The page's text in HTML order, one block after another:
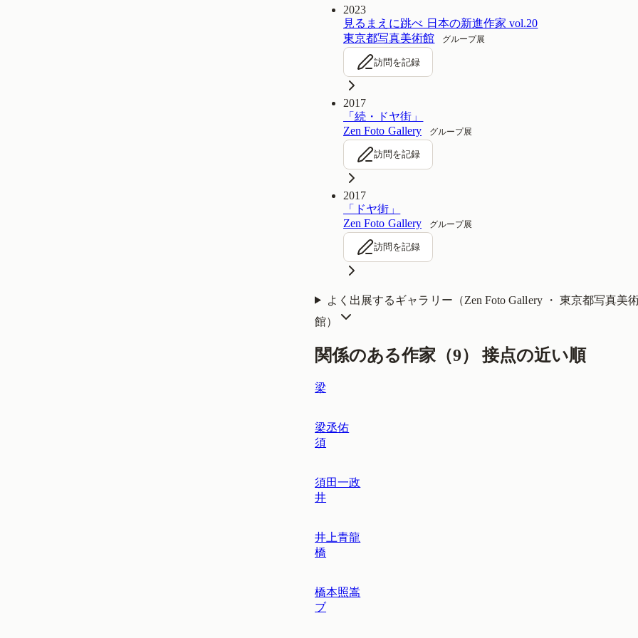
2023
見るまえに跳べ 日本の新進作家 vol.20
東京都写真美術館
グループ展
訪問を記録
2017
「続・ドヤ街」
Zen Foto Gallery
グループ展
訪問を記録
2017
「ドヤ街」
Zen Foto Gallery
グループ展
訪問を記録
よく出展するギャラリー（Zen Foto Gallery ・ 東京都写真美
館）
関係のある作家（9） 接点の近い順
梁
梁丞佑
須
須田一政
井
井上青龍
橋
橋本照嵩
ブ